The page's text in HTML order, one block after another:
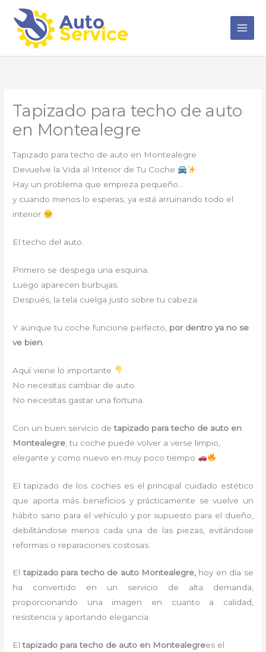
contenido
Tapizado para techo de auto
en Montealegre
Tapizado para techo de auto en Montealegre
Devuelve la Vida al Interior de Tu Coche
Hay un problema que empieza pequeño…
y cuando menos lo esperas, ya está arruinando todo el
interior
El techo del auto.
Primero se despega una esquina.
Luego aparecen burbujas.
Después, la tela cuelga justo sobre tu cabeza.
Y aunque tu coche funcione perfecto, por dentro ya no se
ve bien
Aquí viene lo importante
No necesitas cambiar de auto.
No necesitas gastar una fortuna.
Con un buen servicio detapizado para techo de auto en
Montealegre , tu coche puede volver a verse limpio,
elegante y como nuevo en muy poco tiempo
El tapizado de los coches es el principal cuidado estético
que aporta más beneficios y prácticamente se vuelve un
hábito sano para el vehículo y por supuesto para el dueño,
debilitándose menos cada una de las piezas, evitándose
reformas o reparaciones costosas.
El tapizado para techo de auto Montealegre, hoy en día se
ha convertido en un servicio de alta demanda,
proporcionando una imagen en cuanto a calidad,
resistencia y aportando elegancia.
Eltapizado para techo de auto en Montealegrees el